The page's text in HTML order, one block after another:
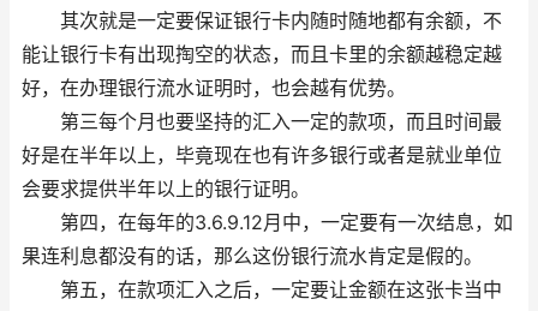
其次就是一定要保证银行卡内随时随地都有余额，不
能让银行卡有出现掏空的状态，而且卡里的余额越稳定越
好，在办理银行流水证明时，也会越有优势。
第三每个月也要坚持的汇入一定的款项，而且时间最
好是在半年以上，毕竟现在也有许多银行或者是就业单位
会要求提供半年以上的银行证明。
第四，在每年的3.6.9.12月中，一定要有一次结息，如
果连利息都没有的话，那么这份银行流水肯定是假的。
第五，在款项汇入之后，一定要让金额在这张卡当中